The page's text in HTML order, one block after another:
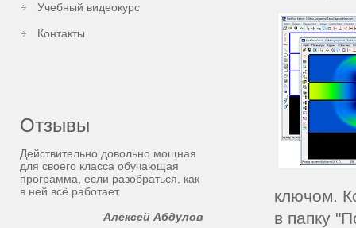
ключом.
в папку
Учебный видеокурс
Контакты
Отзывы
Действительно довольно мощная
для своего класса обучающая
программа, если разобраться, как
в ней всё работает.
Алексей Абдулов